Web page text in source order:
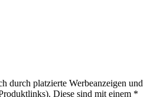
durch platzierte Werbeanzeigen und
Diese sind mit einem *